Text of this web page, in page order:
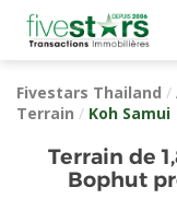
Fivestars Thailand /
Terrain / Koh Samui
Terrain de
Bophut